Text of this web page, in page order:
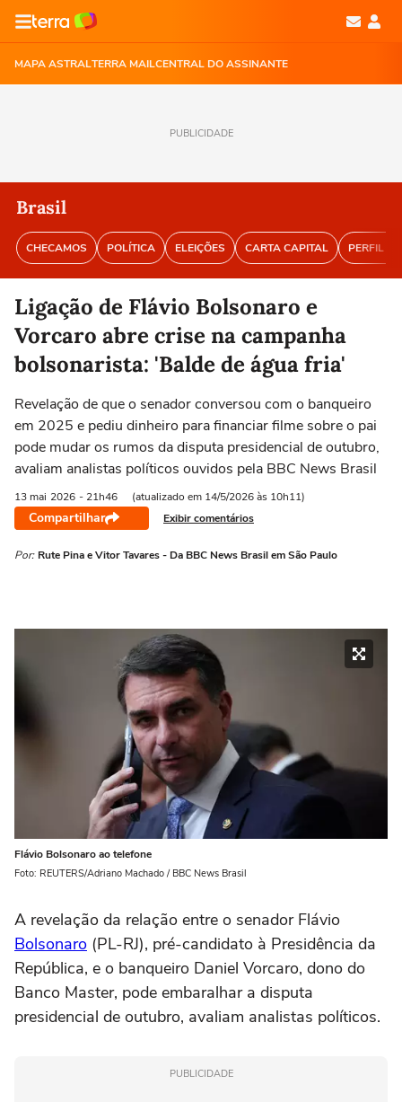
MAPA ASTRALTERRA MAILCENTRAL DO ASSINANTE
PUBLICIDADE
Brasil
CHECAMOS POLÍTICA ELEIÇÕES CARTA CAPITAL PERFIL
Ligação de Flávio Bolsonaro e
Vorcaro abre crise na campanha
bolsonarista: 'Balde de água fria'
Revelação de que o senador conversou com o banqueiro
em 2025 e pediu dinheiro para financiar filme sobre o pai
pode mudar os rumos da disputa presidencial de outubro,
avaliam analistas políticos ouvidos pela BBC News Brasil
13 mai 2026 - 21h46 (atualizado em 14/5/2026 às 10h11)
Compartilhar Exibir comentários
Por: Rute Pina e Vitor Tavares - Da BBC News Brasil em São Paulo
Flávio Bolsonaro ao telefone
Foto: REUTERS/Adriano Machado / BBC News Brasil
A revelação da relação entre o senador Flávio
Bolsonaro (PL-RJ), pré-candidato à Presidência da
República, e o banqueiro Daniel Vorcaro, dono do
Banco Master, pode embaralhar a disputa
presidencial de outubro, avaliam analistas políticos.
PUBLICIDADE